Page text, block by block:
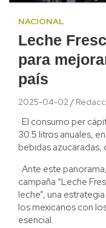
NACIONAL
Leche
para
país
2025-04-02
· El consumo per
30.5 litros anuales,
bebidas
· Ante este
campaña “Leche
leche”, una
los mexicanos con
esencial.